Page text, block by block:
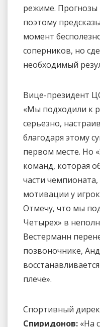
режиме. Прогнозы
поэтому
момент
соперников, но
необходимый
Вице-президент
«Мы подходили к
серьезно,
благодаря этому
первом месте. Но
команд, которая
части чемпионата,
мотивации у
Отмечу, что мы
Четырех» в
Вестерманн
позвоночнике,
плече».
Спортивный
Спиридонов: «На